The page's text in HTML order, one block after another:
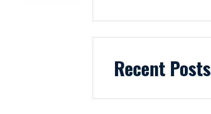
Recent Posts